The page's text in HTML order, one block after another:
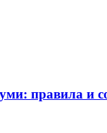
правила и